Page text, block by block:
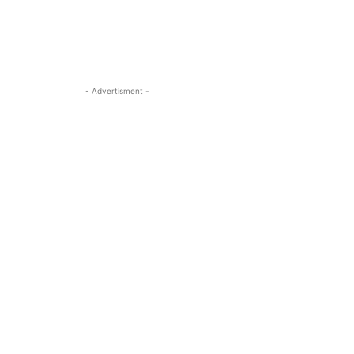
- Advertisment -